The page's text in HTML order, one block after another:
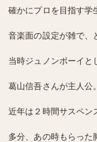
確かにプロを目指す学
音楽面の設定が雑で、
当時ジュノンボーイと
葛山信吾さんが主人公。
近年は２時間サスペン
多分、あの時もらった